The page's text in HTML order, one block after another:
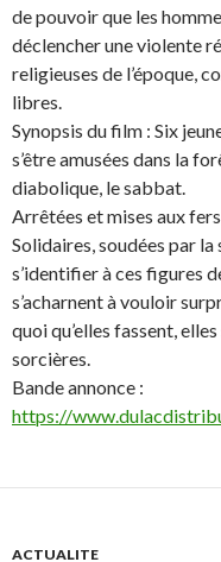
de pouvoir que les
déclencher une violente
religieuses de l’époque,
libres.
Synopsis du film : Six
s’être amusées dans la
diabolique, le sabbat.
Arrêtées et mises aux
Solidaires, soudées par
s’identifier à ces figures
s’acharnent à vouloir
quoi qu’elles fassent,
sorcières.
Bande annonce :
https://
ACTUALITE